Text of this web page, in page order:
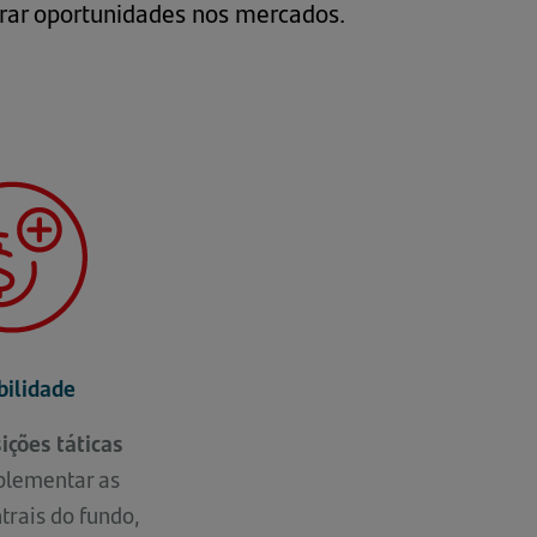
oportunidades nos mercados.
táticas
as
do fundo,